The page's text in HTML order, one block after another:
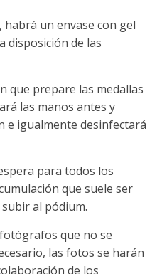
habrá un envase con gel
disposición de las
que prepare las medallas
las manos antes y
e igualmente desinfectará
para todos los
que suele ser
al pódium.
que no se
las fotos se harán
de los